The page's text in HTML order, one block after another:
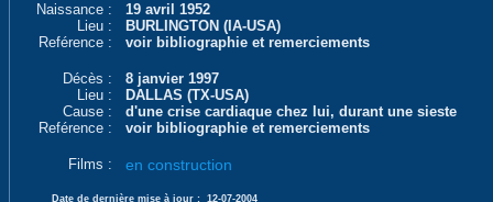
Naissance :
19 avril 1952
Lieu :
BURLINGTON (IA-USA)
Reférence :
voir bibliographie et remerciements
Décès :
8 janvier 1997
Lieu :
DALLAS (TX-USA)
Cause :
d'une crise cardiaque chez lui, durant une sieste
Reférence :
voir bibliographie et remerciements
Films : en construction
Date de dernière mise à jour : 12-07-2004